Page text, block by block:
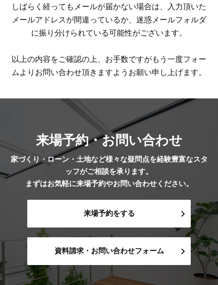
しばらく経ってもメールが届かない場合は、入力頂いた
メールアドレスが間違っているか、迷惑メールフォルダ
に振り分けられている可能性がございます。
以上の内容をご確認の上、お手数ですがもう一度フォー
ムよりお問い合わせ頂きますようお願い申し上げます。
来場予約・お問い合わせ
家づくり・ローン・土地など様々な疑問点を経験豊富なスタ
ッフがご相談を承ります。
まずはお気軽に来場予約やお問い合わせください。
来場予約をする
資料請求・お問い合わせフォーム